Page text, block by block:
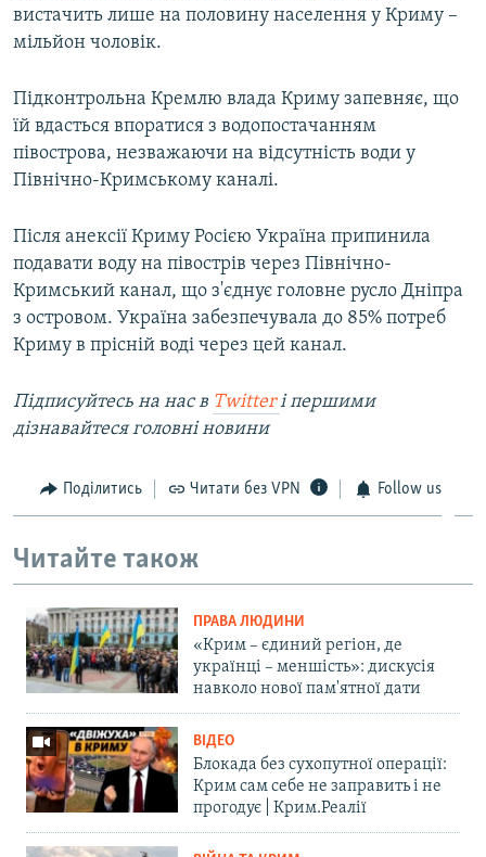
вистачить лише на половину населення у Криму –
мільйон чоловік.
Підконтрольна Кремлю влада Криму запевняє, що
їй вдасться впоратися з водопостачанням
півострова, незважаючи на відсутність води у
Північно-Кримському каналі.
Після анексії Криму Росією Україна припинила
подавати воду на півострів через Північно-
Кримський канал, що з'єднує головне русло Дніпра
з островом. Україна забезпечувала до 85% потреб
Криму в прісній воді через цей канал.
Підписуйтесь на наc в Twitterі першими
дізнавайтеся головні новини
Поділитись Читати без VPN Follow us
Читайте також
ПРАВА ЛЮДИНИ
«Крим – єдиний регіон, де
українці – меншість»: дискусія
навколо нової пам'ятної дати
ВІДЕО
Блокада без сухопутної операції:
Крим сам себе не заправить і не
прогодує | Крим.Реалії